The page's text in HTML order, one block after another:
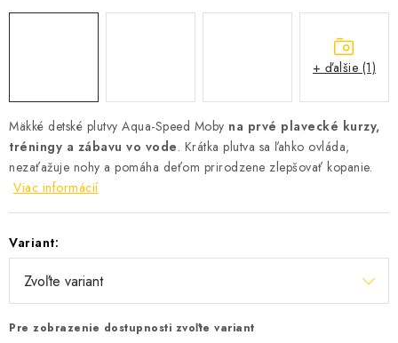
Predajňa Plutvy.sk Doručenie od 1,99€ O nás Kontakt
Mäkké detské plutvy Aqua-Speed Moby na prvé plavecké kurzy,
tréningy a zábavu vo vode. Krátka plutva sa ľahko ovláda,
nezaťažuje nohy a pomáha deťom prirodzene zlepšovať kopanie.
Viac informácií
Variant:
Pre zobrazenie dostupnosti zvoľte variant
+ ďalšie (1)